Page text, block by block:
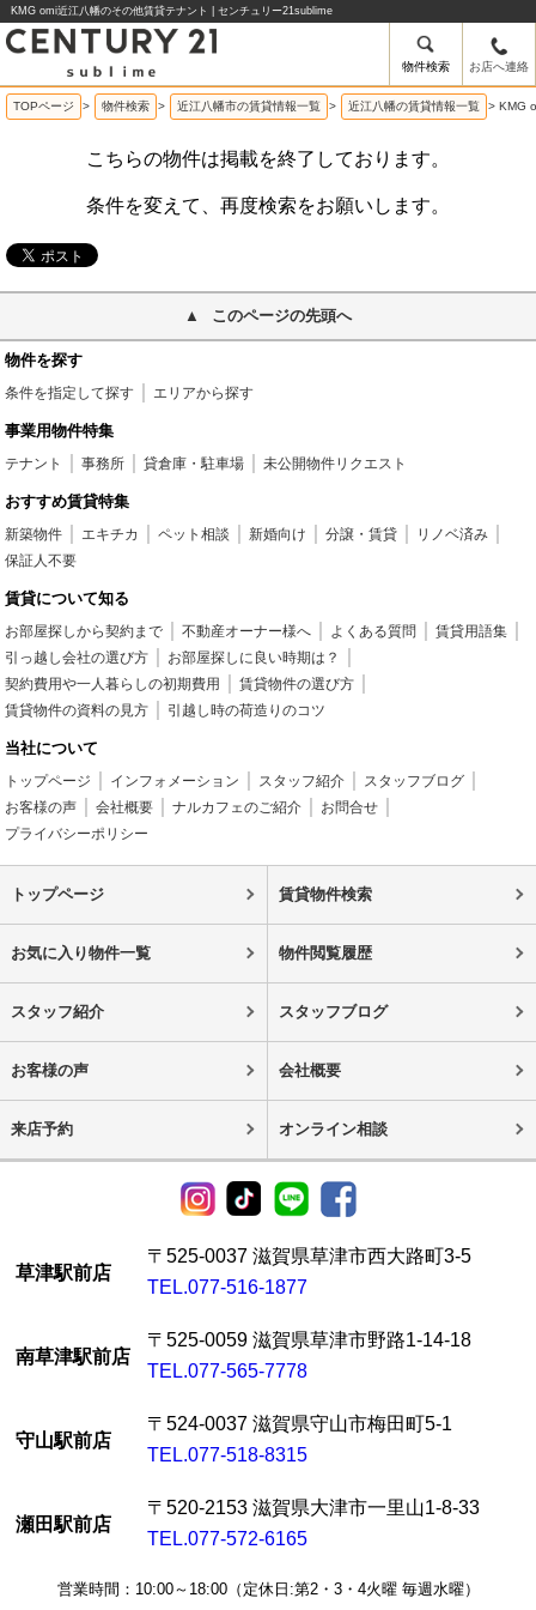
KMG omi近江八幡のその他賃貸テナント | センチュリー21sublime
物件検索 お店へ連絡
TOPページ > 物件検索 > 近江八幡市の賃貸情報一覧 > 近江八幡の賃貸情報一覧 > KMG
こちらの物件は掲載を終了しております。
条件を変えて、再度検索をお願いします。
このページの先頭へ
物件を探す
条件を指定して探す エリアから探す
事業用物件特集
テナント 事務所 貸倉庫・駐車場 未公開物件リクエスト
おすすめ賃貸特集
新築物件 エキチカ ペット相談 新婚向け 分譲・賃貸
リノベ済み
保証人不要
賃貸について知る
お部屋探しから契約まで 不動産オーナー様へ よくある質問
賃貸用語集
引っ越し会社の選び方
お部屋探しに良い時期は？
契約費用や一人暮らしの初期費用
賃貸物件の選び方
賃貸物件の資料の見方
引越し時の荷造りのコツ
当社について
トップページ インフォメーション スタッフ紹介
スタッフブログ
お客様の声
会社概要 ナルカフェのご紹介
お問合せ
プライバシーポリシー
トップページ 賃貸物件検索
お気に入り物件一覧 物件閲覧履歴
スタッフ紹介 スタッフブログ
お客様の声 会社概要
来店予約 オンライン相談
草津駅前店
〒525-0037 滋賀県草津市西大路町3-5
TEL.077-516-1877
南草津駅前店
〒525-0059 滋賀県草津市野路1-14-18
TEL.077-565-7778
守山駅前店
〒524-0037 滋賀県守山市梅田町5-1
TEL.077-518-8315
瀬田駅前店
〒520-2153 滋賀県大津市一里山1-8-33
TEL.077-572-6165
営業時間：10:00～18:00（定休日:第2・3・4火曜 毎週水曜）